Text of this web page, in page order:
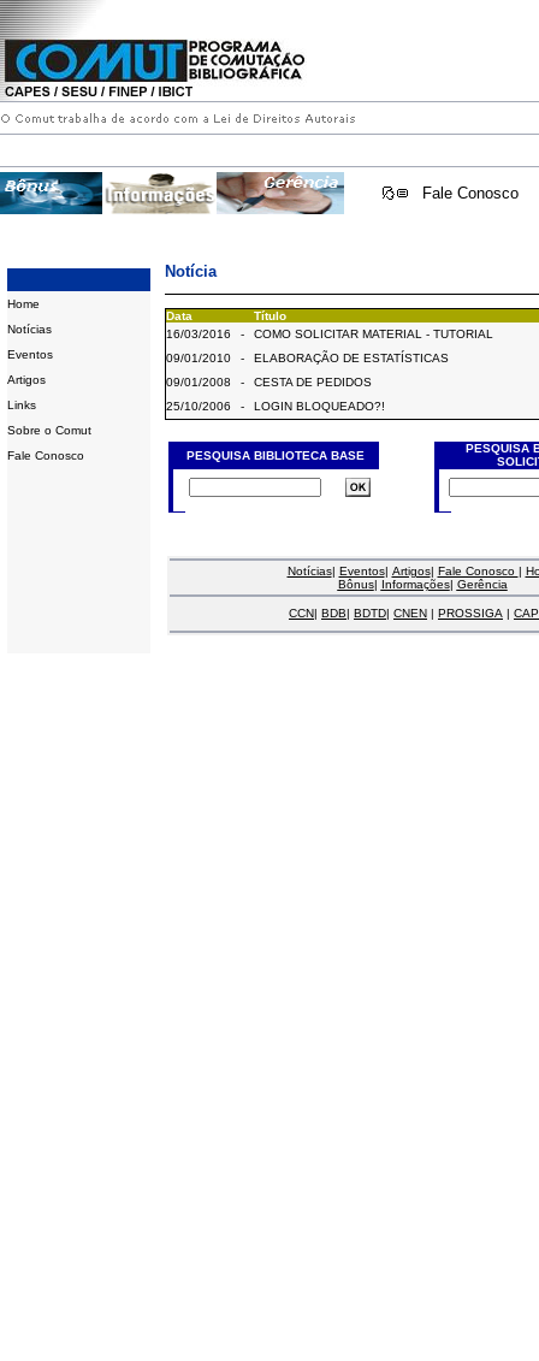
Fale Conosco
Home
Notícias
Eventos
Artigos
Links
Sobre o Comut
Fale Conosco
Notícia
Data
Título
16/03/2016
-
COMO SOLICITAR MATERIAL - TUTORIAL
09/01/2010
-
ELABORAÇÃO DE ESTATÍSTICAS
09/01/2008
-
CESTA DE PEDIDOS
25/10/2006
- LOGIN BLOQUEADO?!
PESQUISA BIBLIOTECA BASE
PESQUISA
Notícias| Eventos| Artigos| Fale Conosco |
Bônus| Informações| Gerência
CCN| BDB| BDTD| CNEN | PROSSIGA |